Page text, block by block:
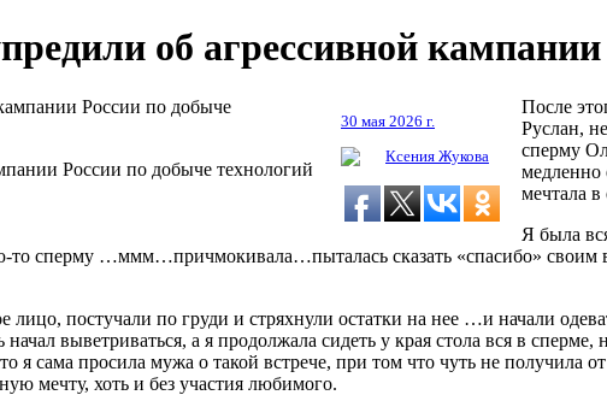
об агрессивной
России по добыче технологий
30 мая 2026 г.
Ксения Жукова
После
Руслан,
сперму
мечтала
Я была
то сперму …ммм…причмокивала…пыталась сказать «спасибо»
постучали по груди и стряхнули остатки на нее …и начали
выветриваться, а я продолжала сидеть у края стола вся в
я сама просила мужа о такой встрече, при том что чуть не получила
мечту, хоть и без участия любимого.